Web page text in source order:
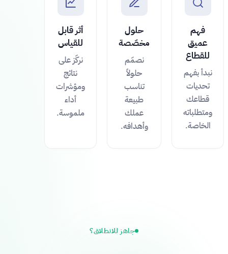
فهم
عميق
للقطاع
نبدأ بفهم
تحديات
قطاعك
ومتطلباته
الخاصة.
حلول
مخصّصة
نصمّم
حلولاً
تناسب
طبيعة
عملك
وأهدافه.
أثر قابل
للقياس
نركّز على
نتائج
ومؤشرات
أداء
ملموسة.
جاهز للانطلاق؟